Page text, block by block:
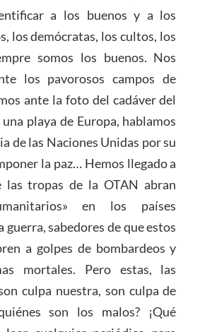
a los buenos y a los
los demócratas, los cultos, los
somos los buenos. Nos
los pavorosos campos de
ante la foto del cadáver del
playa de Europa, hablamos
de las Naciones Unidas por su
la paz… Hemos llegado a
las tropas de la OTAN abran
en los países
guerra, sabedores de que estos
a golpes de bombardeos y
mortales. Pero estas, las
culpa nuestra, son culpa de
son los malos? ¡Qué